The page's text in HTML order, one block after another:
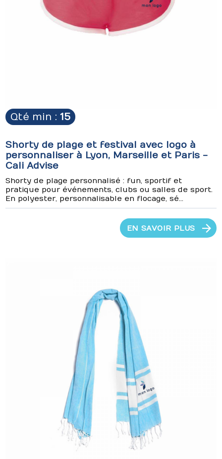
Qté min :15
Shorty de plage et festival avec logo à
personnaliser à Lyon, Marseille et Paris -
Cali Advise
Shorty de plage personnalisé : fun, sportif et
pratique pour événements, clubs ou salles de sport.
En polyester, personnalisable en flocage, sé...
EN SAVOIR PLUS